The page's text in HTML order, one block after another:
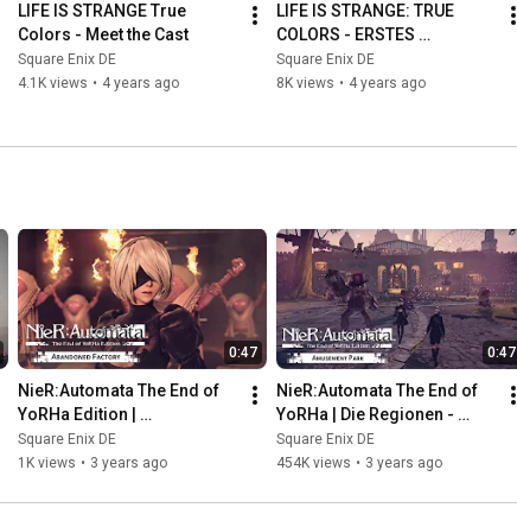
LIFE IS STRANGE True
Colors - Meet the Cast
Square Enix DE
4.1K views • 4 years ago
LIFE IS STRANGE: TRUE
COLORS - ERSTES
OFFIZIELLES GAMEPLAY
Square Enix DE
8K views • 4 years ago
0:47
NieR:Automata The End of
YoRHa Edition |
Übersichtstrailer
"Verlassene Fabrik"
Square Enix DE
1K views • 3 years ago
0:47
NieR:Automata The End of
YoRHa | Die Regionen -
Vergnügungspark
Square Enix DE
454K views • 3 years ago